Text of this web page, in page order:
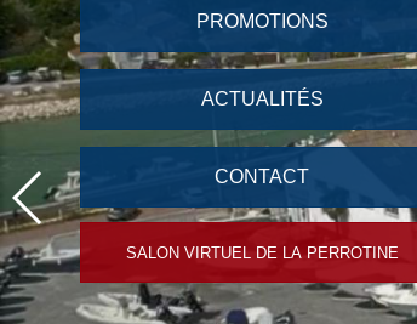
PROMOTIONS
ACTUALITÉS
CONTACT
SALON VIRTUEL DE LA PERROTINE